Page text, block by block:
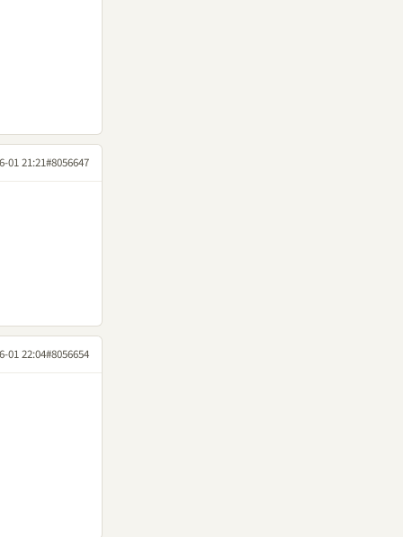
01 21:21#8056647
01 22:04#8056654